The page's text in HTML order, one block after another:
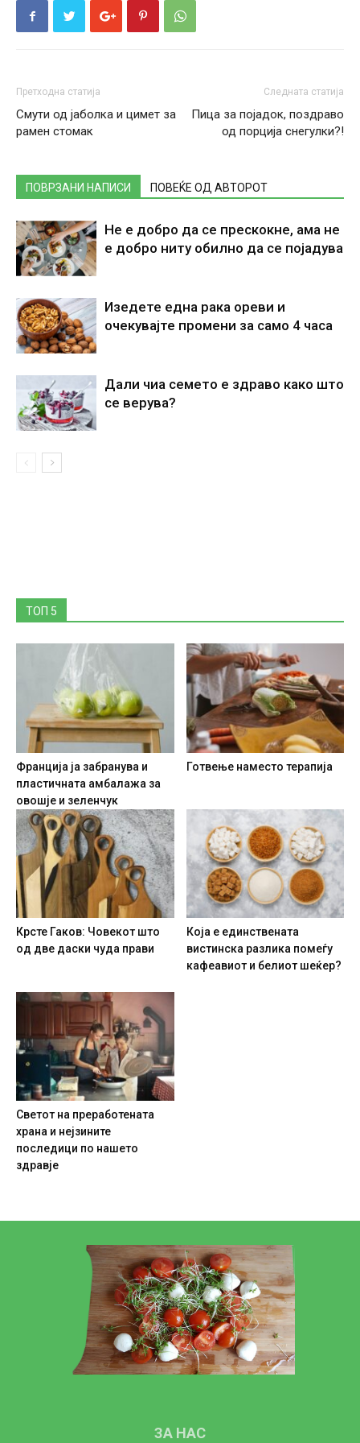
Претходна статија
Смути од јаболка и цимет за
рамен стомак
Следната статија
Пица за појадок, поздраво
од порција снегулки?!
ПОВРЗАНИ НАПИСИ ПОВЕЌЕ ОД АВТОРОТ
Не е добро да се прескокне, ама не
е добро ниту обилно да се појадува
Изедете една рака ореви и
очекувајте промени за само 4 часа
Дали чиа семето е здраво како што
се верува?
ТОП 5
Франција ја забранува и
пластичната амбалажа за
овошје и зеленчук
Готвење наместо терапија
Крсте Гаков: Човекот што
од две даски чуда прави
Која е единствената
вистинска разлика помеѓу
кафеавиот и белиот шеќер?
Светот на преработената
храна и нејзините
последици по нашето
здравје
ЗА НАС